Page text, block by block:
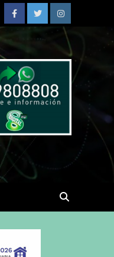
FacebookTwitterInstagram